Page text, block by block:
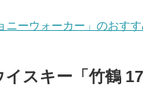
ニーウォーカー」のおす
スキー「竹鶴